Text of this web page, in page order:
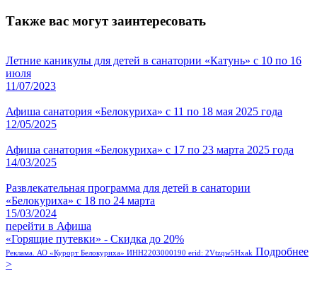
Также вас могут заинтересовать
Летние каникулы для детей в санатории «Катунь» с 10 по 16
июля
11/07/2023
Афиша санатория «Белокуриха» с 11 по 18 мая 2025 года
12/05/2025
Афиша санатория «Белокуриха» с 17 по 23 марта 2025 года
14/03/2025
Развлекательная программа для детей в санатории
«Белокуриха» с 18 по 24 марта
15/03/2024
перейти в Афиша
«Горящие путевки» - Скидка до 20%
Реклама. АО «Курорт Белокуриха» ИНН2203000190 erid: 2Vtzqw5Hxak Подробнее
>